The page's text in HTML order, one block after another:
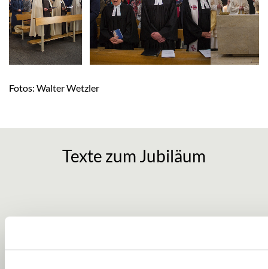
Fotos: Walter Wetzler
Texte zum Jubiläum